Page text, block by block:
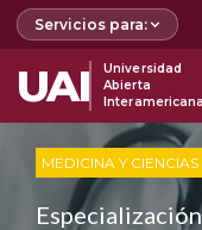
Servicios para:
UAI
Universidad
Abierta
Interamericana
MEDICINA Y